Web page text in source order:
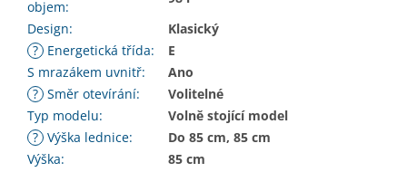
objem:
Design:
Klasický
? Energetická třída:
E
S mrazákem uvnitř:
Ano
? Směr otevírání:
Volitelné
Typ modelu:
Volně stojící model
? Výška lednice:
Do 85 cm, 85 cm
Výška:
85 cm